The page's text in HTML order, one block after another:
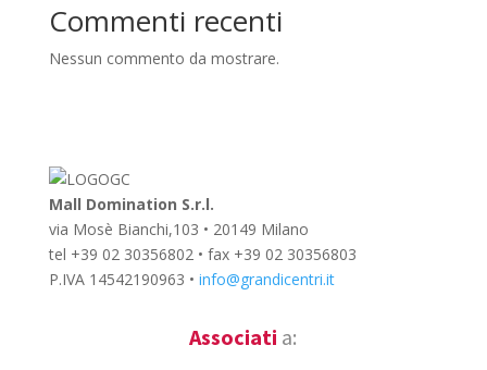
Commenti recenti
Nessun commento da mostrare.
Mall Domination S.r.l.
via Mosè Bianchi,103 • 20149 Milano
tel +39 02 30356802 • fax +39 02 30356803
P.IVA 14542190963 • info@grandicentri.it
Associati a: